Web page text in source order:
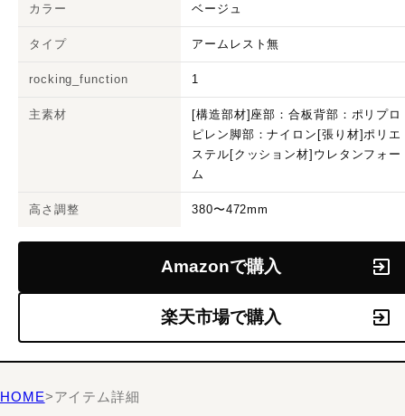
カラー ベージュ
タイプ アームレスト無
rocking_function 1
主素材
[構造部材]座部：合板背部：ポリプロ
ピレン脚部：ナイロン[張り材]ポリエ
ステル[クッション材]ウレタンフォー
ム
高さ調整 380〜472mm
Amazonで購入
楽天市場で購入
HOME>アイテム詳細